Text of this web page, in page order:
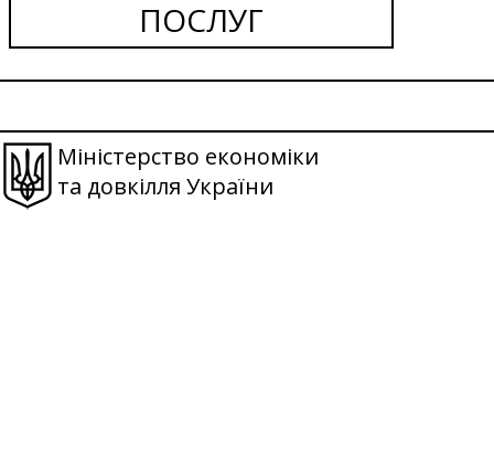
ПОСЛУГ
Міністерство економіки
та довкілля України